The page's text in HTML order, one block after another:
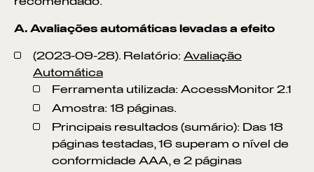
A. Avaliações automáticas levadas a efeito
(2023-09-28). Relatório: Avaliação
Automática
Ferramenta utilizada: AccessMonitor 2.1
Amostra: 18 páginas.
Principais resultados (sumário): Das 18
páginas testadas, 16 superam o nível de
conformidade AAA, e 2 páginas